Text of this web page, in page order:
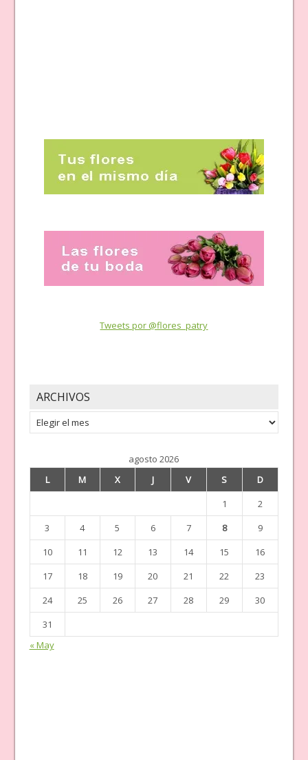
Tweets por @flores_patry
ARCHIVOS
Archivos
agosto 2026
L
M X J V S
D
1
2
3
4 5 6 7 8
9
10
11 12 13 14 15
16
17
18 19 20 21 22
23
24
25 26 27 28 29
30
31
« May